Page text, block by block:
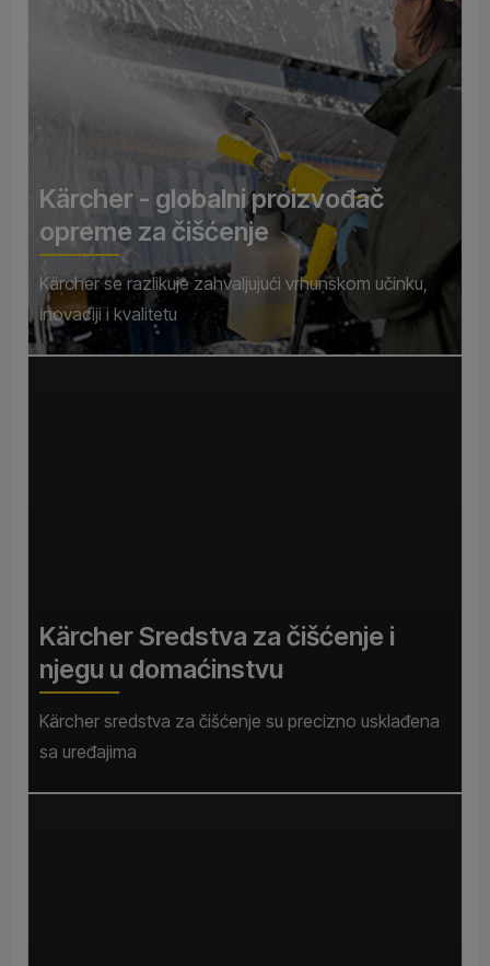
Kärcher - globalni proizvođač
opreme za čišćenje
Kärcher se razlikuje zahvaljujući vrhunskom učinku,
inovaciji i kvalitetu
Kärcher Sredstva za čišćenje i
njegu u domaćinstvu
Kärcher sredstva za čišćenje su precizno usklađena
sa uređajima